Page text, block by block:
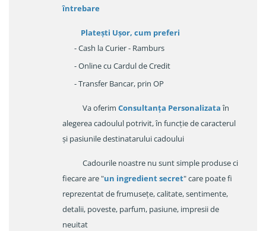
întrebare
Platești Ușor, cum preferi
- Cash la Curier - Ramburs
- Online cu Cardul de Credit
- Transfer Bancar, prin OP
Va oferim Consultanța Personalizataîn
alegerea cadoulul potrivit, în funcție de caracterul
și pasiunile destinatarului cadoului
Cadourile noastre nu sunt simple produse ci
fiecare are "un ingredient secret" care poate fi
reprezentat de frumusețe, calitate, sentimente,
detalii, poveste, parfum, pasiune, impresii de
neuitat